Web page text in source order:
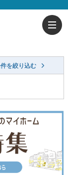
を絞り込む